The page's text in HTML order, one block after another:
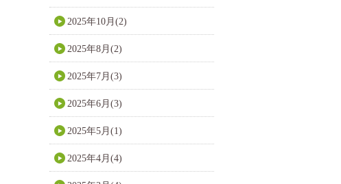
2025年10月(2)
2025年8月(2)
2025年7月(3)
2025年6月(3)
2025年5月(1)
2025年4月(4)